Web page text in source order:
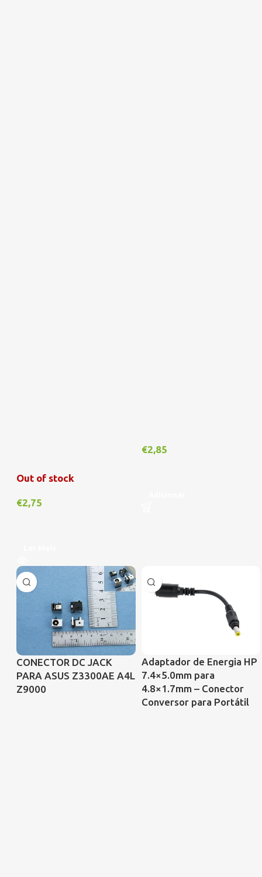
Out of stock
€2,75
€2,85
CONECTOR DC JACK
PARA ASUS Z3300AE A4L
Z9000
Adaptador de Energia HP
7.4×5.0mm para
4.8×1.7mm – Conector
Conversor para Portátil